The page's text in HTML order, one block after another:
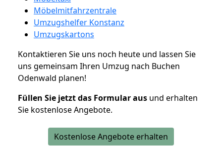
Möbelmitfahrzentrale
Umzugshelfer Konstanz
Umzugskartons
Kontaktieren Sie uns noch heute und lassen Sie
uns gemeinsam Ihren Umzug nach Buchen
Odenwald planen!
Füllen Sie jetzt das Formular aus und erhalten
Sie kostenlose Angebote.
Kostenlose Angebote erhalten